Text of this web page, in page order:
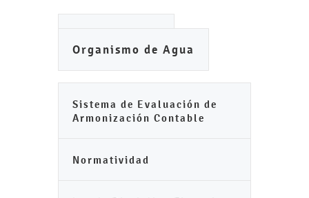
Organismo de Agua
Sistema de Evaluación de
Armonización Contable
Normatividad